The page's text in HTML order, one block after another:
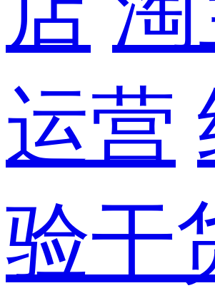
运营
验干